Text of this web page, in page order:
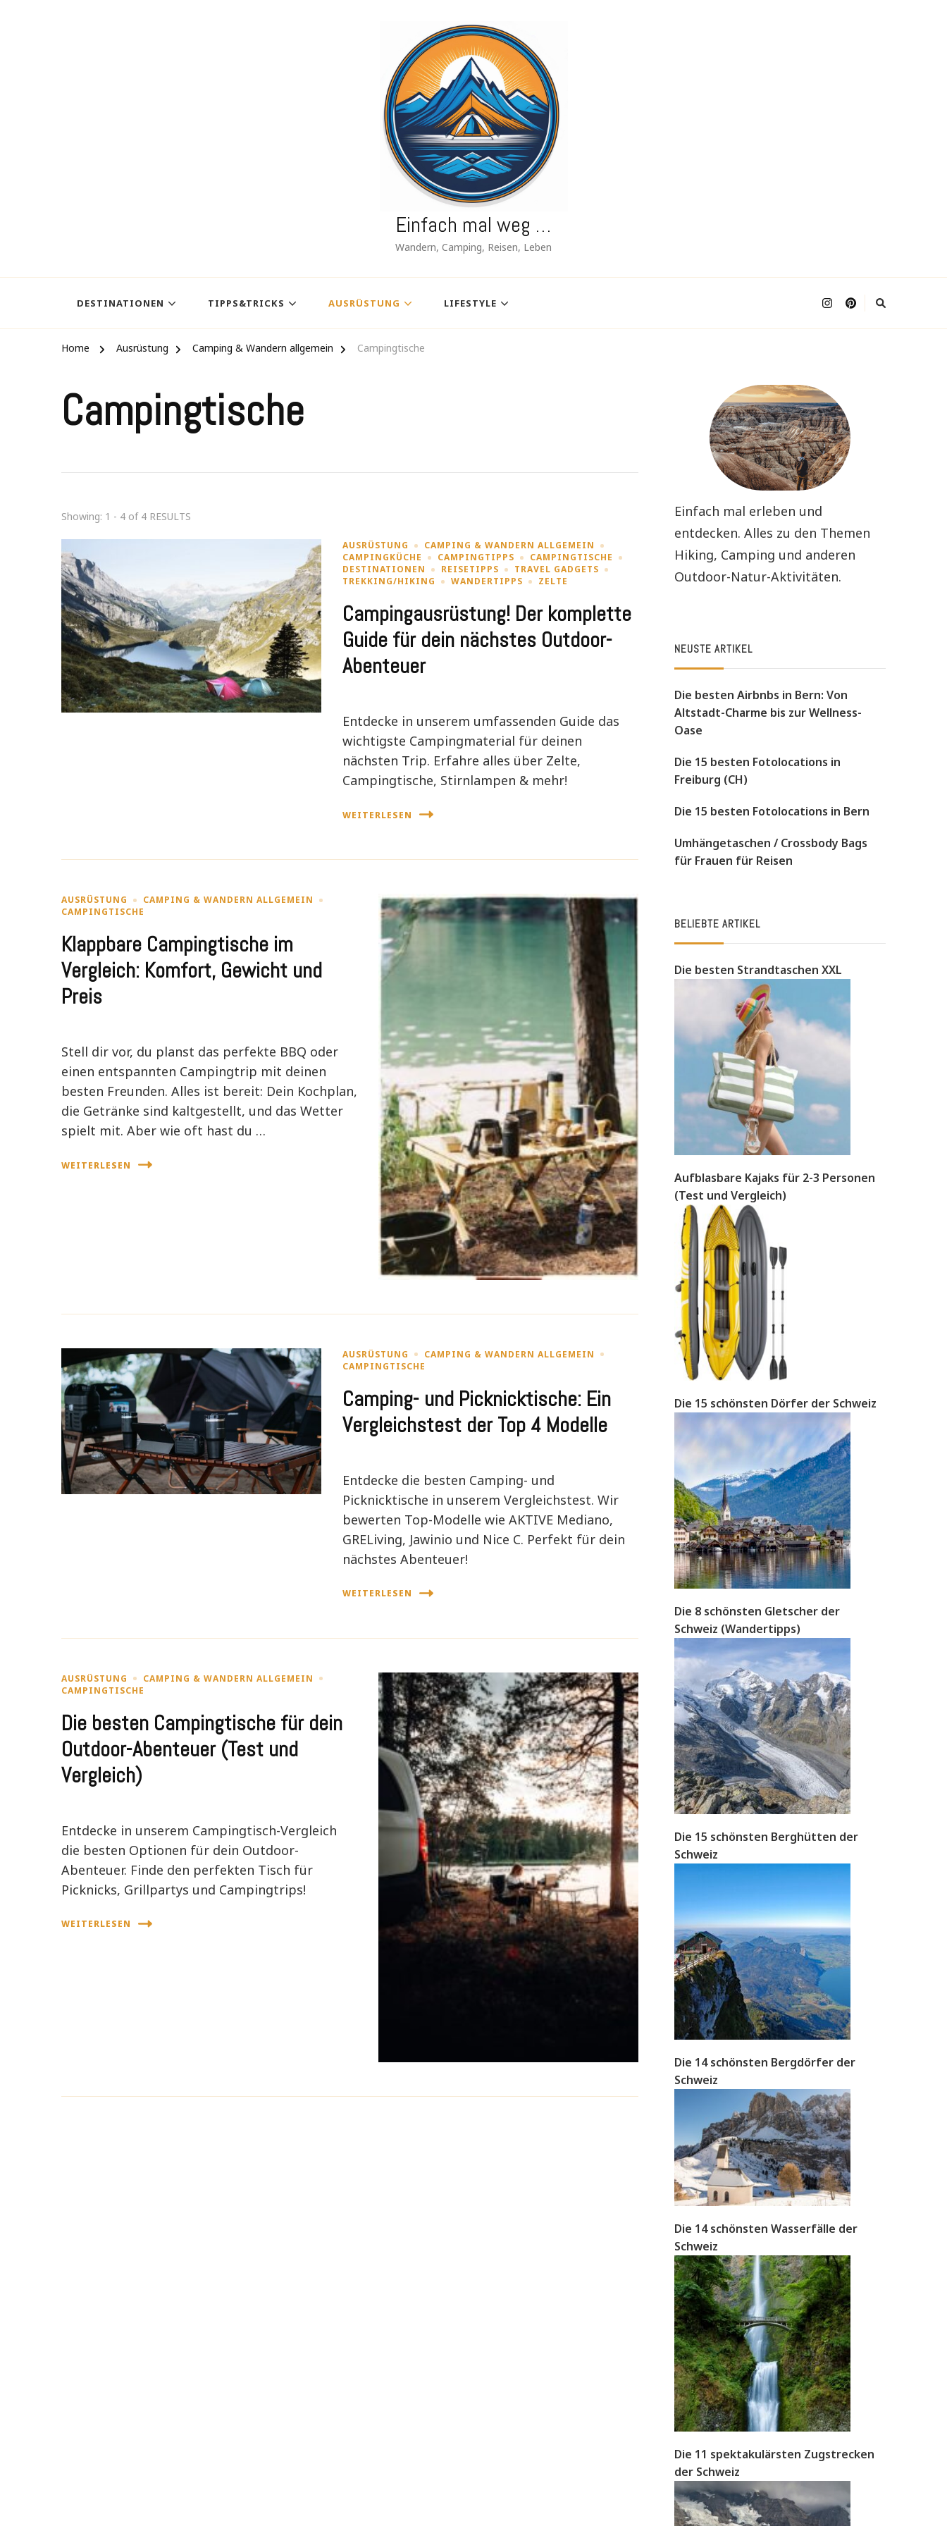
Einfach mal weg …
Wandern, Camping, Reisen, Leben
DESTINATIONEN TIPPS&TRICKS AUSRÜSTUNG LIFESTYLE
Home Ausrüstung Camping & Wandern allgemein Campingtische
Campingtische
Showing: 1 - 4 of 4 RESULTS
AUSRÜSTUNG
CAMPING & WANDERN ALLGEMEIN
CAMPINGKÜCHE
CAMPINGTIPPS
CAMPINGTISCHE
DESTINATIONEN
REISETIPPS
TRAVEL GADGETS
TREKKING/HIKING
WANDERTIPPS ZELTE
Campingausrüstung! Der komplette
Guide für dein nächstes Outdoor-
Abenteuer
Entdecke in unserem umfassenden Guide das
wichtigste Campingmaterial für deinen
nächsten Trip. Erfahre alles über Zelte,
Campingtische, Stirnlampen & mehr!
WEITERLESEN
AUSRÜSTUNG
CAMPING & WANDERN ALLGEMEIN
CAMPINGTISCHE
Klappbare Campingtische im
Vergleich: Komfort, Gewicht und
Preis
Stell dir vor, du planst das perfekte BBQ oder
einen entspannten Campingtrip mit deinen
besten Freunden. Alles ist bereit: Dein Kochplan,
die Getränke sind kaltgestellt, und das Wetter
spielt mit. Aber wie oft hast du …
WEITERLESEN
AUSRÜSTUNG
CAMPING & WANDERN ALLGEMEIN
CAMPINGTISCHE
Camping- und Picknicktische: Ein
Vergleichstest der Top 4 Modelle
Entdecke die besten Camping- und
Picknicktische in unserem Vergleichstest. Wir
bewerten Top-Modelle wie AKTIVE Mediano,
GRELiving, Jawinio und Nice C. Perfekt für dein
nächstes Abenteuer!
WEITERLESEN
AUSRÜSTUNG
CAMPING & WANDERN ALLGEMEIN
CAMPINGTISCHE
Die besten Campingtische für dein
Outdoor-Abenteuer (Test und
Vergleich)
Entdecke in unserem Campingtisch-Vergleich
die besten Optionen für dein Outdoor-
Abenteuer. Finde den perfekten Tisch für
Picknicks, Grillpartys und Campingtrips!
WEITERLESEN
Einfach mal erleben und
entdecken. Alles zu den Themen
Hiking, Camping und anderen
Outdoor-Natur-Aktivitäten.
NEUSTE ARTIKEL
Die besten Airbnbs in Bern: Von
Altstadt-Charme bis zur Wellness-
Oase
Die 15 besten Fotolocations in
Freiburg (CH)
Die 15 besten Fotolocations in Bern
Umhängetaschen / Crossbody Bags
für Frauen für Reisen
BELIEBTE ARTIKEL
Die besten Strandtaschen XXL
Aufblasbare Kajaks für 2-3 Personen
(Test und Vergleich)
Die 15 schönsten Dörfer der Schweiz
Die 8 schönsten Gletscher der
Schweiz (Wandertipps)
Die 15 schönsten Berghütten der
Schweiz
Die 14 schönsten Bergdörfer der
Schweiz
Die 14 schönsten Wasserfälle der
Schweiz
Die 11 spektakulärsten Zugstrecken
der Schweiz